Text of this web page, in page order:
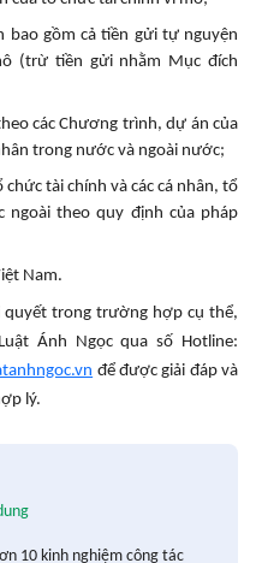
bao gồm cả tiền gửi tự nguyện
(trừ tiền gửi nhằm Mục đích
các Chương trình, dự án của
trong nước và ngoài nước;
tài chính và các cá nhân, tổ
ngoài theo quy định của pháp
Nam.
quyết trong trường hợp cụ thể,
Ánh Ngọc qua số Hotline:
để được giải đáp và
lý.
10 kinh nghiệm công tác